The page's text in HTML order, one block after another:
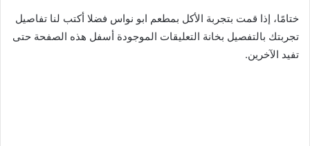
ختامًا، إذا قمت بتجربة الأكل بمطعم ابو نواس فضلا أكتب لنا تفاصيل
تجربتك بالتفصيل بخانة التعليقات الموجودة أسفل هذه الصفحة حتى
تفيد الآخرين.